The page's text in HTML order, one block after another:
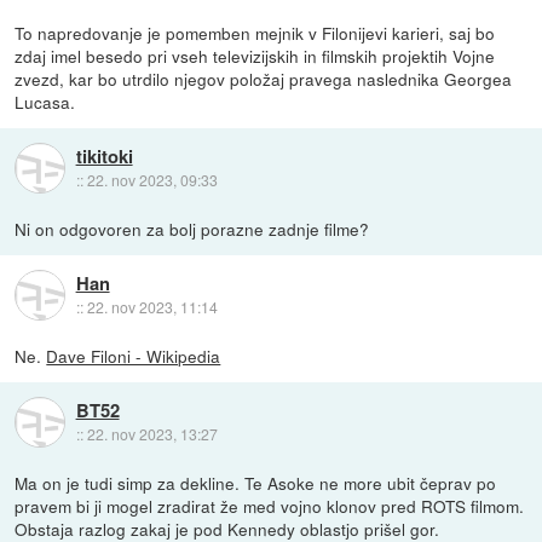
To napredovanje je pomemben mejnik v Filonijevi karieri, saj bo
zdaj imel besedo pri vseh televizijskih in filmskih projektih Vojne
zvezd, kar bo utrdilo njegov položaj pravega naslednika Georgea
Lucasa.
tikitoki
::22. nov 2023, 09:33
Ni on odgovoren za bolj porazne zadnje filme?
Han
::22. nov 2023, 11:14
Ne. Dave Filoni - Wikipedia
BT52
::22. nov 2023, 13:27
Ma on je tudi simp za dekline. Te Asoke ne more ubit čeprav po
pravem bi ji mogel zradirat že med vojno klonov pred ROTS filmom.
Obstaja razlog zakaj je pod Kennedy oblastjo prišel gor.